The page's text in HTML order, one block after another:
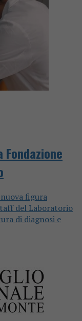
figura
del Laboratorio
di diagnosi e